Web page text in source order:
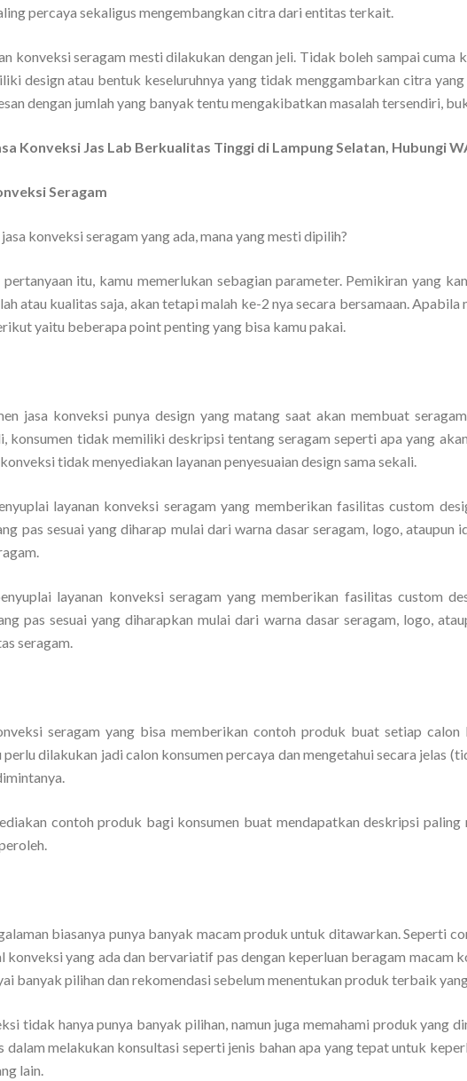
percaya sekaligus mengembangkan citra dari entitas terkait.
konveksi seragam mesti dilakukan dengan jeli. Tidak boleh sampai cuma
design atau bentuk keseluruhnya yang tidak menggambarkan citra
dengan jumlah yang banyak tentu mengakibatkan masalah tersendiri,
Konveksi Jas Lab Berkualitas Tinggi di Lampung Selatan, Hubungi
Seragam
konveksi seragam yang ada, mana yang mesti dipilih?
itu, kamu memerlukan sebagian parameter. Pemikiran yang
atau kualitas saja, akan tetapi malah ke-2 nya secara bersamaan. Apabila
yaitu beberapa point penting yang bisa kamu pakai.
jasa konveksi punya design yang matang saat akan membuat
konsumen tidak memiliki deskripsi tentang seragam seperti apa yang
tidak menyediakan layanan penyesuaian design sama sekali.
layanan konveksi seragam yang memberikan fasilitas custom
pas sesuai yang diharap mulai dari warna dasar seragam, logo, ataupun
layanan konveksi seragam yang memberikan fasilitas custom
pas sesuai yang diharapkan mulai dari warna dasar seragam, logo,
seragam.
seragam yang bisa memberikan contoh produk buat setiap calon
dilakukan jadi calon konsumen percaya dan mengetahui secara jelas
contoh produk bagi konsumen buat mendapatkan deskripsi paling
biasanya punya banyak macam produk untuk ditawarkan. Seperti
konveksi yang ada dan bervariatif pas dengan keperluan beragam macam
banyak pilihan dan rekomendasi sebelum menentukan produk terbaik
tidak hanya punya banyak pilihan, namun juga memahami produk yang
dalam melakukan konsultasi seperti jenis bahan apa yang tepat untuk
lain.